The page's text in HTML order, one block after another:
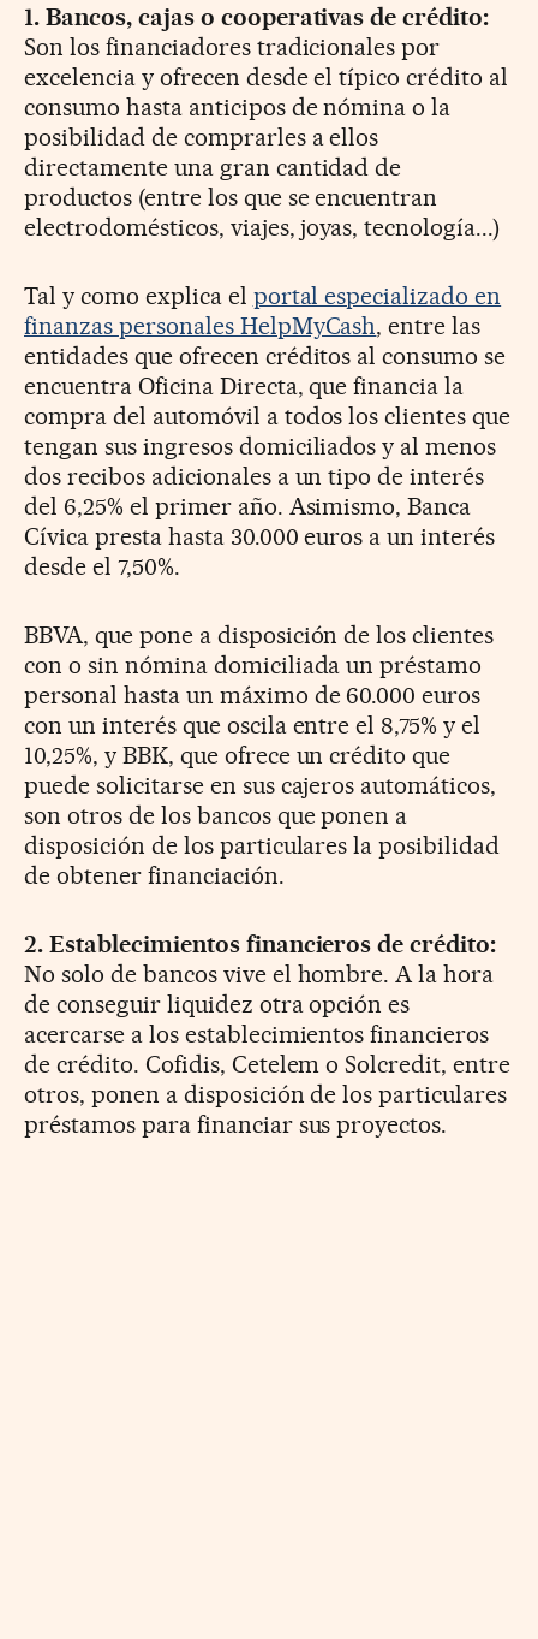
1. Bancos, cajas o cooperativas de crédito:
Son los financiadores tradicionales por
excelencia y ofrecen desde el típico crédito al
consumo hasta anticipos de nómina o la
posibilidad de comprarles a ellos
directamente una gran cantidad de
productos (entre los que se encuentran
electrodomésticos, viajes, joyas, tecnología...)
Tal y como explica el portal especializado en
finanzas personales HelpMyCash, entre las
entidades que ofrecen créditos al consumo se
encuentra Oficina Directa, que financia la
compra del automóvil a todos los clientes que
tengan sus ingresos domiciliados y al menos
dos recibos adicionales a un tipo de interés
del 6,25% el primer año. Asimismo, Banca
Cívica presta hasta 30.000 euros a un interés
desde el 7,50%.
BBVA, que pone a disposición de los clientes
con o sin nómina domiciliada un préstamo
personal hasta un máximo de 60.000 euros
con un interés que oscila entre el 8,75% y el
10,25%, y BBK, que ofrece un crédito que
puede solicitarse en sus cajeros automáticos,
son otros de los bancos que ponen a
disposición de los particulares la posibilidad
de obtener financiación.
2. Establecimientos financieros de crédito:
No solo de bancos vive el hombre. A la hora
de conseguir liquidez otra opción es
acercarse a los establecimientos financieros
de crédito. Cofidis, Cetelem o Solcredit, entre
otros, ponen a disposición de los particulares
préstamos para financiar sus proyectos.